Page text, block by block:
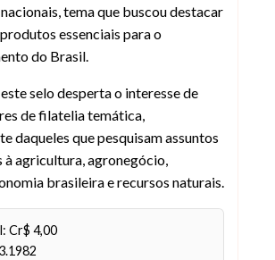
tema que buscou destacar
essenciais para o
do Brasil.
selo desperta o interesse de
de filatelia temática,
daqueles que pesquisam assuntos
à agricultura, agronegócio,
brasileira e recursos naturais.
Cr$ 4,00